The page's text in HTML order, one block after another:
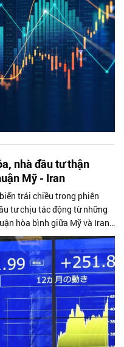
nhà đầu tư thận
Mỹ - Iran
trái chiều trong phiên
tư chịu tác động từ những
hòa bình giữa Mỹ và Iran.